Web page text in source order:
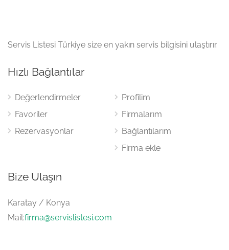
Servis Listesi Türkiye size en yakın servis bilgisini ulaştırır.
Hızlı Bağlantılar
Değerlendirmeler
Favoriler
Rezervasyonlar
Profilim
Firmalarım
Bağlantılarım
Firma ekle
Bize Ulaşın
Karatay / Konya
Mail:firma@servislistesi.com